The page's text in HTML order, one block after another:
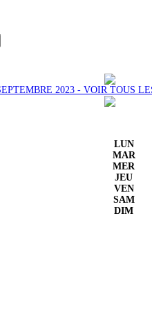
2023 - VOIR TOUS
LUN
MAR
MER
JEU
VEN
SAM
DIM